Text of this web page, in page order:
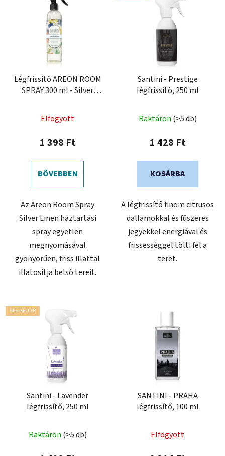
Légfrissítő AREON ROOM
SPRAY 300 ml - Silver
Elfogyott
1 398 Ft
BŐVEBBEN
Az Areon Room Spray
Silver Linen háztartási
spray egyetlen
megnyomásával
gyönyörűen, friss illattal
illatosítja belső tereit.
Santini - Prestige
légfrissítő, 250 ml
Raktáron (>5 db)
1 428 Ft
KOSÁRBA
A légfrissítő finom citrusos
dallamokkal és fűszeres
jegyekkel energiával és
frissességgel tölti fel a
teret.
BESTSELLER
Santini - Lavender
légfrissítő, 250 ml
Raktáron (>5 db)
SANTINI - PRAHA
légfrissítő, 100 ml
Elfogyott